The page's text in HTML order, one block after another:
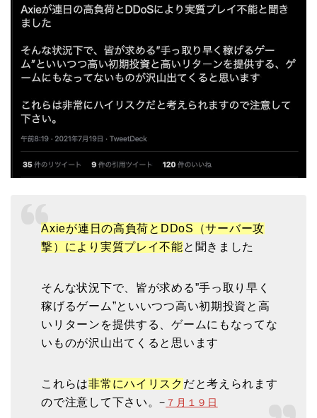
Axieが連日の高負荷とDDoS（サーバー攻
撃）により実質プレイ不能と聞きました
そんな状況下で、皆が求める”手っ取り早く
稼げるゲーム”といいつつ高い初期投資と高
いリターンを提供する、ゲームにもなってな
いものが沢山出てくると思います
これらは非常にハイリスク だと考えられます
ので注意して下さい。− ７月１９日